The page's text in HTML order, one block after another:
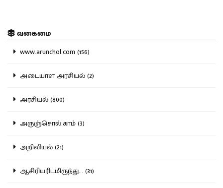
வகைமை
www.arunchol.com (156)
அடையாள அரசியல் (2)
அரசியல் (800)
அருஞ்சொல்.காம் (3)
அறிவியல் (21)
ஆசிரியரிடமிருந்து... (31)